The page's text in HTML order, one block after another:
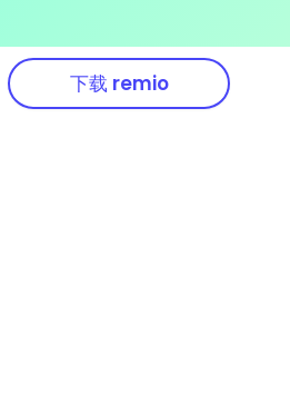
下载 remio